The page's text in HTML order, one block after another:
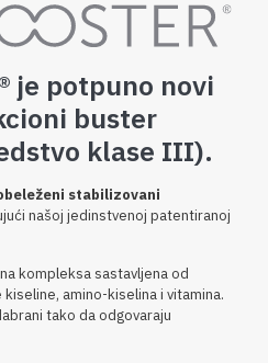
je potpuno novi
buster
klase III).
stabilizovani
našoj jedinstvenoj patentiranoj
kompleksa sastavljena od
amino-kiselina i vitamina.
tako da odgovaraju